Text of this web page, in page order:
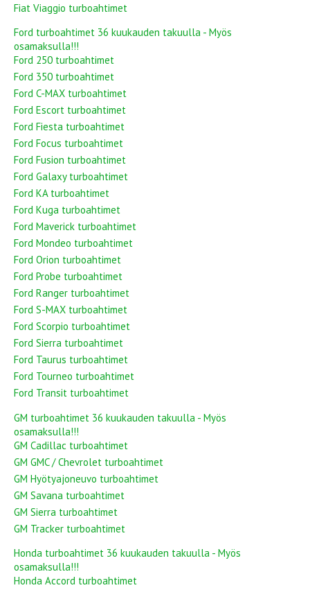
Fiat Viaggio turboahtimet
Ford turboahtimet 36 kuukauden takuulla - Myös
osamaksulla!!!
Ford 250 turboahtimet
Ford 350 turboahtimet
Ford C-MAX turboahtimet
Ford Escort turboahtimet
Ford Fiesta turboahtimet
Ford Focus turboahtimet
Ford Fusion turboahtimet
Ford Galaxy turboahtimet
Ford KA turboahtimet
Ford Kuga turboahtimet
Ford Maverick turboahtimet
Ford Mondeo turboahtimet
Ford Orion turboahtimet
Ford Probe turboahtimet
Ford Ranger turboahtimet
Ford S-MAX turboahtimet
Ford Scorpio turboahtimet
Ford Sierra turboahtimet
Ford Taurus turboahtimet
Ford Tourneo turboahtimet
Ford Transit turboahtimet
GM turboahtimet 36 kuukauden takuulla - Myös
osamaksulla!!!
GM Cadillac turboahtimet
GM GMC / Chevrolet turboahtimet
GM Hyötyajoneuvo turboahtimet
GM Savana turboahtimet
GM Sierra turboahtimet
GM Tracker turboahtimet
Honda turboahtimet 36 kuukauden takuulla - Myös
osamaksulla!!!
Honda Accord turboahtimet